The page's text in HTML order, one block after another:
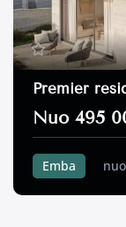
Premier
Nuo 495
Emba